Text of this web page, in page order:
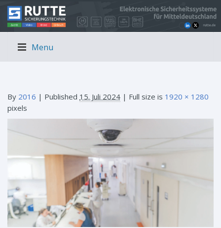
Menu
By 2016 | Published 15. Juli 2024 | Full size is 1920 × 1280
pixels